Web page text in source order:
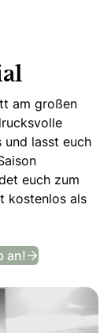
am großen
lasst euch
euch zum
kostenlos als
an! Das